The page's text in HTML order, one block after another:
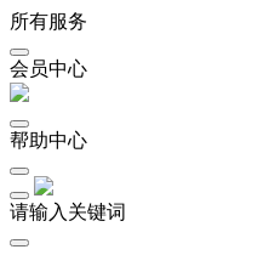
所有服务
会员中心
帮助中心
请输入关键词